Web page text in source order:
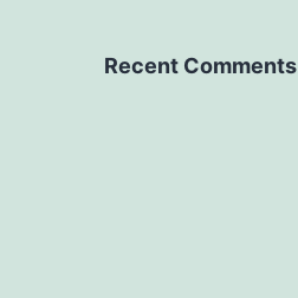
Recent Comments